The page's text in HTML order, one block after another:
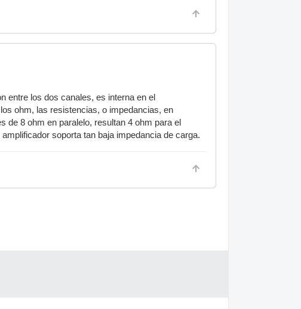
entre los dos canales, es interna en el
ohm, las resistencias, o impedancias, en
de 8 ohm en paralelo, resultan 4 ohm para el
soporta tan baja impedancia de carga.